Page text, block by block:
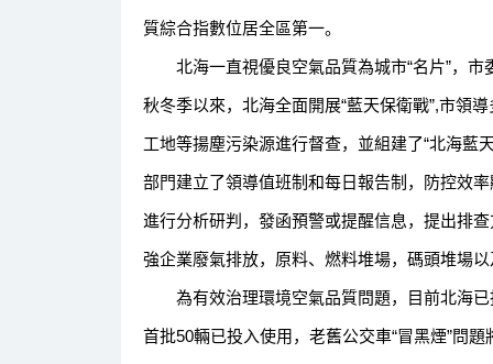
質綜合指數位居全區第一。
北海一直視優良空氣品質為城市“名片”，市
秋冬季以來，北海全面開展“藍天保衛戰”,市領
工地等揚塵污染源進行督查，並組建了“北海藍
部門建立了領導值班制和每日報告制，防控效
進行分析研判，發函預警或提醒信息，提出排
強企業廢氣排放，原料、燃料堆場，碼頭堆場
為有效治理環境空氣品質問題，目前北海已
首批50輛已投入使用，老舊公交車“冒黑煙”問